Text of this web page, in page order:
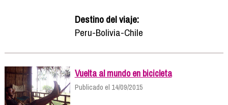
Destino del viaje:
Peru-Bolivia-Chile
Vuelta al mundo en bicicleta
Publicado el 14/09/2015